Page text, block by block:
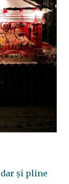
și pline